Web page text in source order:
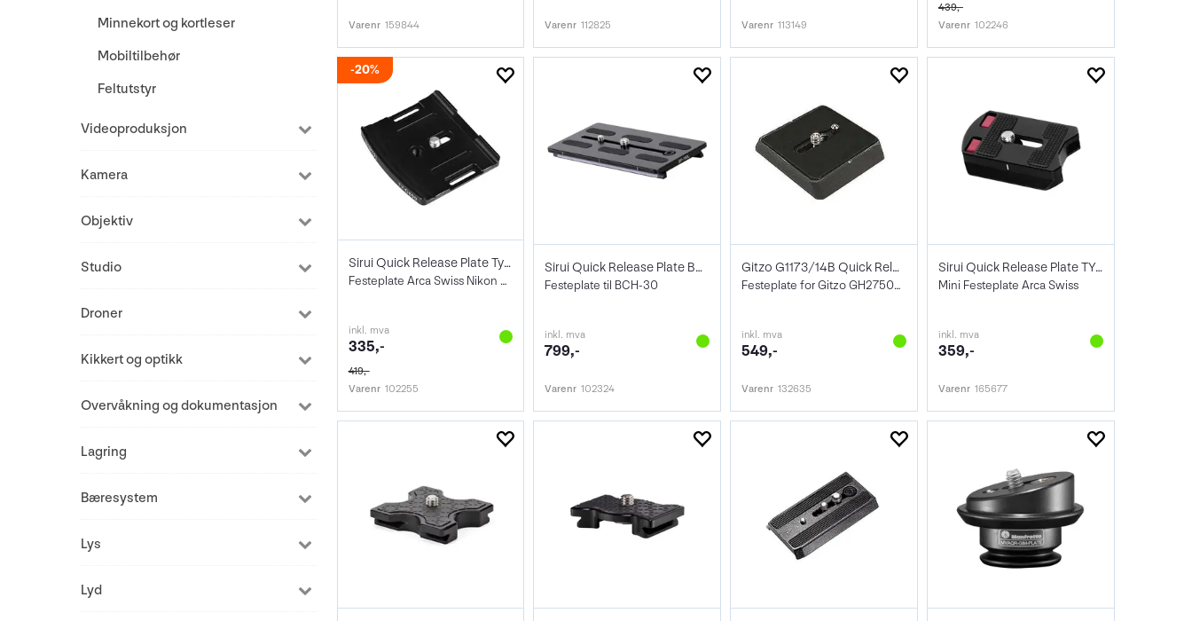
Minnekort og kortleser
Mobiltilbehør
Feltutstyr
Videoproduksjon
Kamera
Objektiv
Studio
Droner
Kikkert og optikk
Overvåkning og dokumentasjon
Lagring
Bæresystem
Lys
Lyd
Varenr 159844 Varenr 112825 Varenr 113149
439,-
Varenr 102246
20%
Sirui Quick Release Plate Ty-D800/810
Festeplate Arca Swiss Nikon D800/810
inkl. mva
335,-
419,-
Varenr 102255
Sirui Quick Release Plate BP-150L Video
Festeplate til BCH-30
inkl. mva
799,-
Varenr 102324
Gitzo G1173/14B Quick Release Standard
Festeplate for Gitzo GH2750QR
inkl. mva
549,-
Varenr 132635
Sirui Quick Release Plate TY-55KS
Mini Festeplate Arca Swiss
inkl. mva
359,-
Varenr 165677